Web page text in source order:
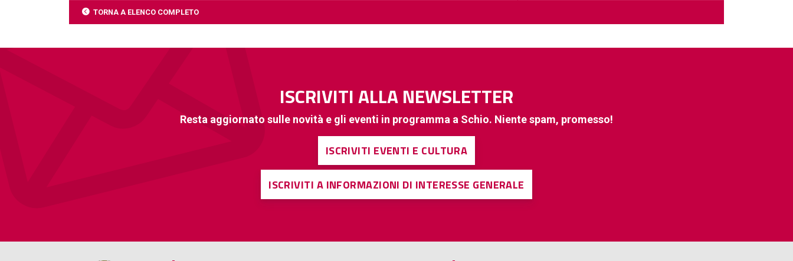
TORNA A ELENCO COMPLETO
ISCRIVITI ALLA NEWSLETTER
Resta aggiornato sulle novità e gli eventi in programma a Schio. Niente spam, promesso!
ISCRIVITI EVENTI E CULTURA
ISCRIVITI A INFORMAZIONI DI INTERESSE GENERALE